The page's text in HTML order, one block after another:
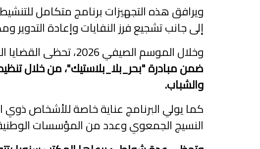
ويرافق هذه التجهيزات برنامج متكامل
إلى جانب تشجيع فرز النفايات وإعادة التدوير
وخلال الموسم الصيفي 2026، تحظى القضايا المرتبطة بالتغيرات المناخية والحد من النفايات البلاستيكية باهتمام خاص،
ضمن مبادرة "بحر_بلا_بلاستيك"، من خلال
والشباب.
كما يولي البرنامج عناية خاصة للأشخاص ذوي
النسيج الجمعوي وعدد من المؤسسات